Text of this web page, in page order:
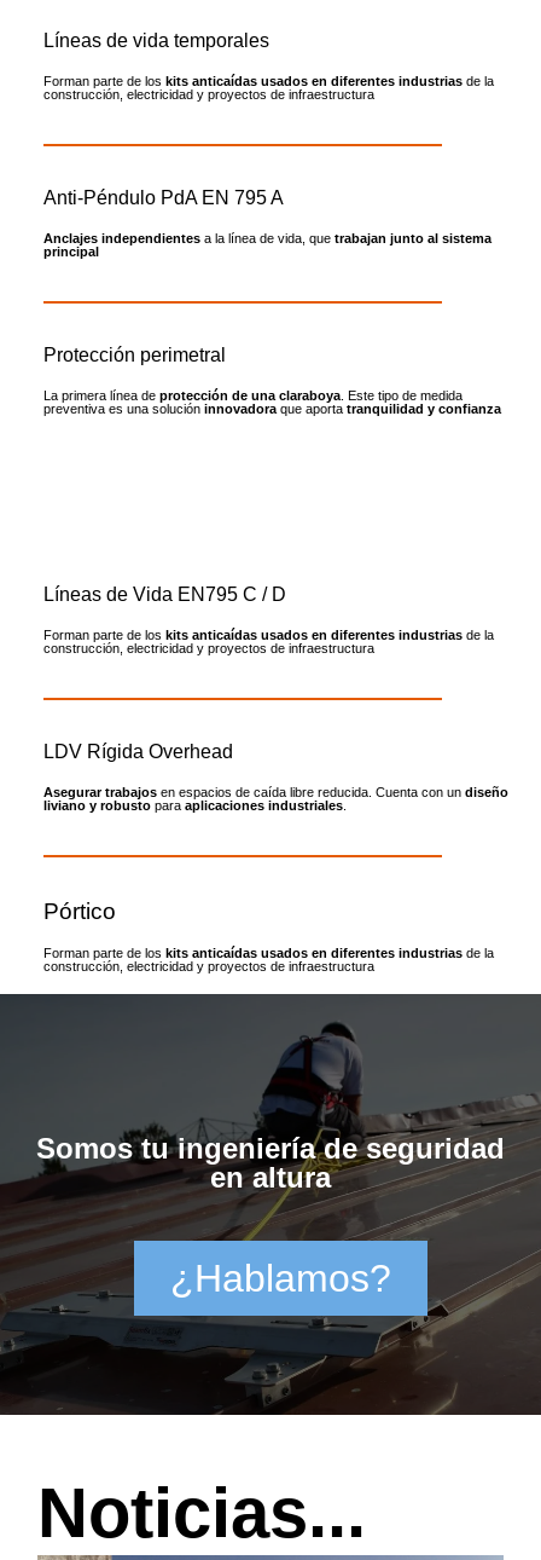
Líneas de vida temporales
Forman parte de los kits anticaídas usados en diferentes industriasde la
construcción, electricidad y proyectos de infraestructura
Anti-Péndulo PdA EN 795 A
Anclajes independientesa la línea de vida, que trabajan junto al sistema
principal
Protección perimetral
La primera línea de protección de una claraboya. Este tipo de medida
preventiva es una solución innovadoraque aporta tranquilidad y confianza
Líneas de Vida EN795 C / D
Forman parte de los kits anticaídas usados en diferentes industriasde la
construcción, electricidad y proyectos de infraestructura
LDV Rígida Overhead
Asegurar trabajosen espacios de caída libre reducida. Cuenta con un diseño
liviano y robustopara aplicaciones industriales.
Pórtico
Forman parte de los kits anticaídas usados en diferentes industriasde la
construcción, electricidad y proyectos de infraestructura
Somos tu ingeniería de seguridad
en altura
¿Hablamos?
Noticias...